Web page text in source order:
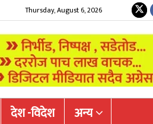
Thursday, August 6, 2026
देश -विदेश अन्य